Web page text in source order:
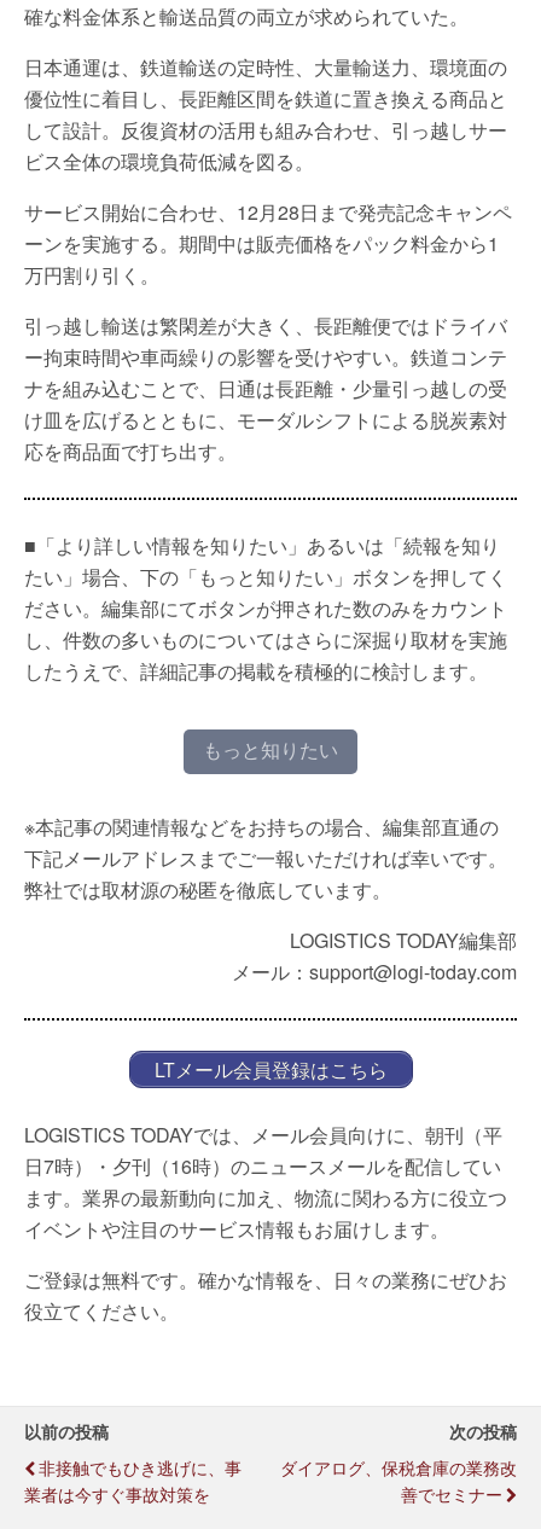
確な料金体系と輸送品質の両立が求められていた。
日本通運は、鉄道輸送の定時性、大量輸送力、環境面の
優位性に着目し、長距離区間を鉄道に置き換える商品と
して設計。反復資材の活用も組み合わせ、引っ越しサー
ビス全体の環境負荷低減を図る。
サービス開始に合わせ、12月28日まで発売記念キャンペ
ーンを実施する。期間中は販売価格をパック料金から1
万円割り引く。
引っ越し輸送は繁閑差が大きく、長距離便ではドライバ
ー拘束時間や車両繰りの影響を受けやすい。鉄道コンテ
ナを組み込むことで、日通は長距離・少量引っ越しの受
け皿を広げるとともに、モーダルシフトによる脱炭素対
応を商品面で打ち出す。
■「より詳しい情報を知りたい」あるいは「続報を知り
たい」場合、下の「もっと知りたい」ボタンを押してく
ださい。編集部にてボタンが押された数のみをカウント
し、件数の多いものについてはさらに深掘り取材を実施
したうえで、詳細記事の掲載を積極的に検討します。
もっと知りたい
※本記事の関連情報などをお持ちの場合、編集部直通の
下記メールアドレスまでご一報いただければ幸いです。
弊社では取材源の秘匿を徹底しています。
LOGISTICS TODAY編集部
メール：support@logi-today.com
LTメール会員登録はこちら
LOGISTICS TODAYでは、メール会員向けに、朝刊（平
日7時）・夕刊（16時）のニュースメールを配信してい
ます。業界の最新動向に加え、物流に関わる方に役立つ
イベントや注目のサービス情報もお届けします。
ご登録は無料です。確かな情報を、日々の業務にぜひお
役立てください。
以前の投稿
非接触でもひき逃げに、事
業者は今すぐ事故対策を
次の投稿
ダイアログ、保税倉庫の業務改
善でセミナー